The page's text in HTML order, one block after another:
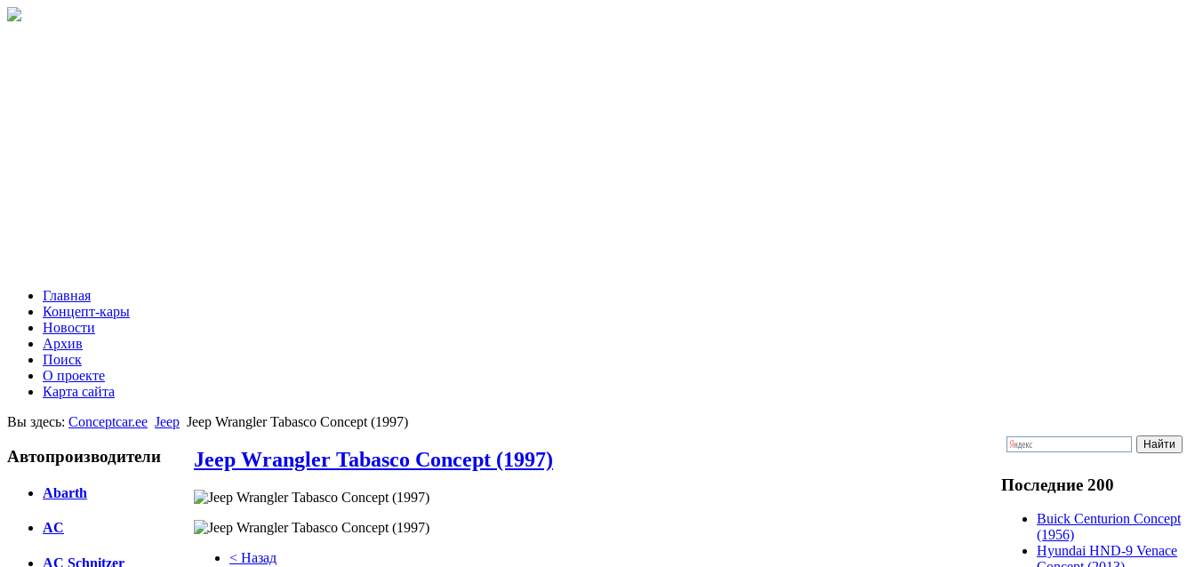
Главная
Концепт-кары
Новости
Архив
Поиск
О проекте
Карта сайта
Вы здесь: Conceptcar.ee Jeep Jeep Wrangler Tabasco Concept (1997)
Автопроизводители
Abarth
AC
AC Schnitzer
Jeep Wrangler Tabasco Concept (1997)
< Назад
Последние 200
Buick Centurion Concept
(1956)
Hyundai HND-9 Venace